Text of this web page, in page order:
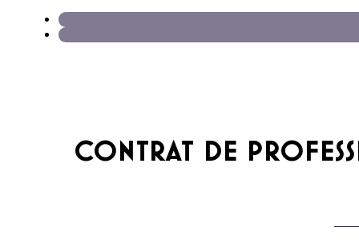
CONTRAT DE